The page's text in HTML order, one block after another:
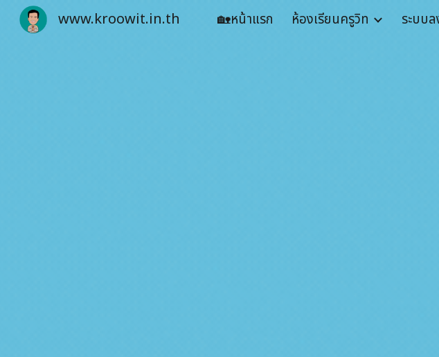
Skip to main content
www.kroowit.in.th 🏡หน้าแรก ห้องเรียนครูวิท ระบบล